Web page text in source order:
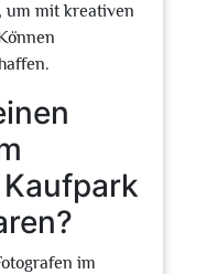
um mit kreativen
im